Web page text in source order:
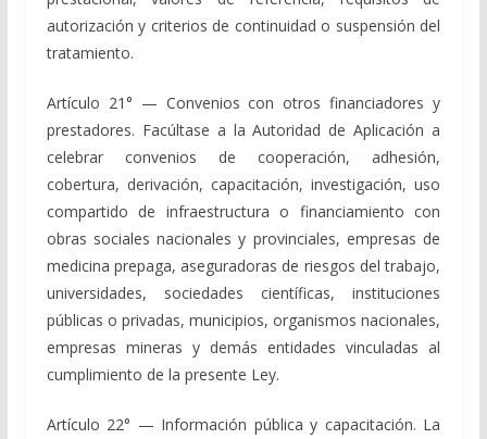
autorización y criterios de continuidad o suspensión del
tratamiento.
Artículo 21° — Convenios con otros financiadores y
prestadores. Facúltase a la Autoridad de Aplicación a
celebrar convenios de cooperación, adhesión,
cobertura, derivación, capacitación, investigación, uso
compartido de infraestructura o financiamiento con
obras sociales nacionales y provinciales, empresas de
medicina prepaga, aseguradoras de riesgos del trabajo,
universidades, sociedades científicas, instituciones
públicas o privadas, municipios, organismos nacionales,
empresas mineras y demás entidades vinculadas al
cumplimiento de la presente Ley.
Artículo 22° — Información pública y capacitación. La